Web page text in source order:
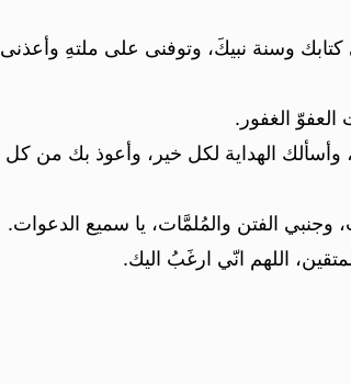
وسنة نبيكَ، وتوفنى على ملتهِ وأعذنى
الغفور.
وأسألك الهداية لكل خير، وأعوذ بك من كل
وجنبي الفتن والمُلمَّات، يا سميع الدعوات.
اللهم انّي ارغَبُ اليك.